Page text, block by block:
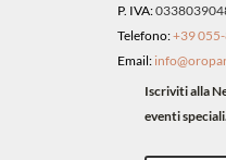
P. IVA:
Telefono:+39
Email:
Iscriviti alla
eventi speciali.